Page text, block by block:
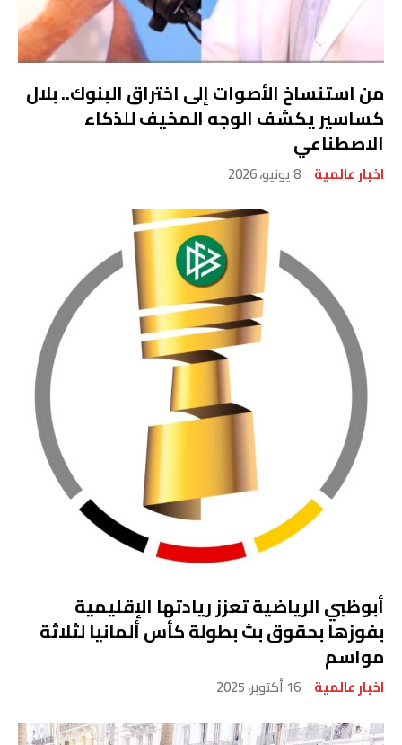
من استنساخ الأصوات إلى اختراق البنوك.. بلال
كساسير يكشف الوجه المخيف للذكاء
الاصطناعي
اخبار عالمية 8 يونيو، 2026
أبوظبي الرياضية تعزز ريادتها الإقليمية
بفوزها بحقوق بث بطولة كأس ألمانيا لثلاثة
مواسم
اخبار عالمية 16 أكتوبر، 2025